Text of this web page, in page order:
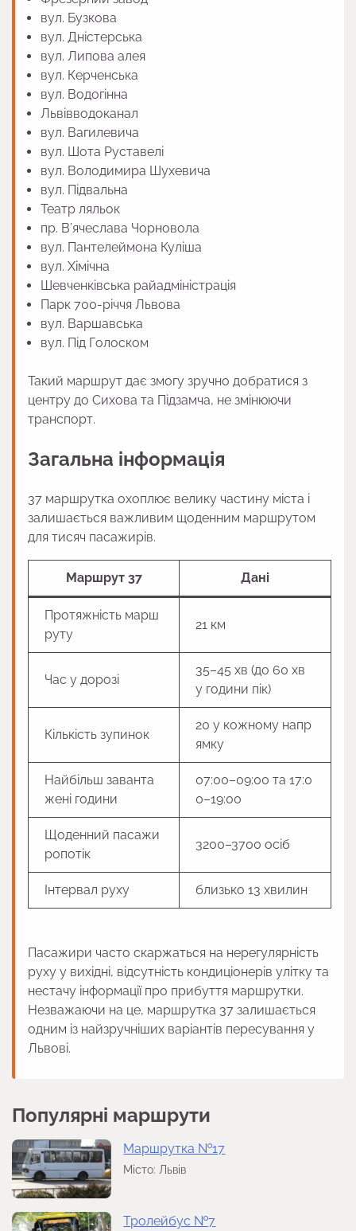
вул. Бузкова
вул. Дністерська
вул. Липова алея
вул. Керченська
вул. Водогінна
Львівводоканал
вул. Вагилевича
вул. Шота Руставелі
вул. Володимира Шухевича
вул. Підвальна
Театр ляльок
пр. В’ячеслава Чорновола
вул. Пантелеймона Куліша
вул. Хімічна
Шевченківська райадміністрація
Парк 700-річчя Львова
вул. Варшавська
вул. Під Голоском
Такий маршрут дає змогу зручно добратися з
центру до Сихова та Підзамча, не змінюючи
транспорт.
Загальна інформація
37 маршрутка охоплює велику частину міста і
залишається важливим щоденним маршрутом
для тисяч пасажирів.
Маршрут 37 Дані
Протяжність марш
руту
21 км
Час у дорозі
35–45 хв (до 60 хв
у години пік)
Кількість зупинок
20 у кожному напр
ямку
Найбільш заванта
жені години
07:00–09:00 та 17:0
0–19:00
Щоденний пасажи
ропотік
3200–3700 осіб
Інтервал руху близько 13 хвилин
Пасажири часто скаржаться на нерегулярність
руху у вихідні, відсутність кондиціонерів улітку та
нестачу інформації про прибуття маршрутки.
Незважаючи на це, маршрутка 37 залишається
одним із найзручніших варіантів пересування у
Львові.
Популярні маршрути
Маршрутка №17
Місто: Львів
Тролейбус №7